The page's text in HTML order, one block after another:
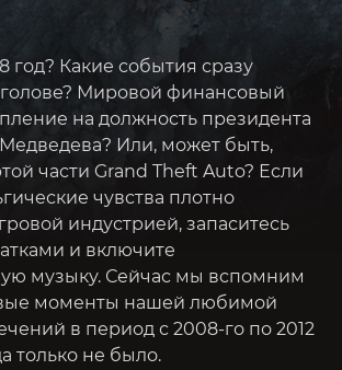
год? Какие события сразу
Мировой финансовый
на должность президента
Или, может быть,
части Grand Theft Auto? Если
чувства плотно
индустрией, запаситесь
и включите
музыку. Сейчас мы вспомним
моменты нашей любимой
в период с 2008-го по 2012
только не было.